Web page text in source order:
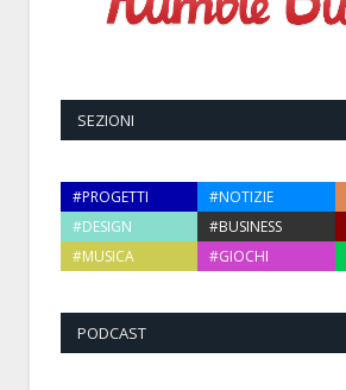
SEZIONI
#PROGETTI #NOTIZIE
#DESIGN
#BUSINESS
#MUSICA
#GIOCHI
PODCAST